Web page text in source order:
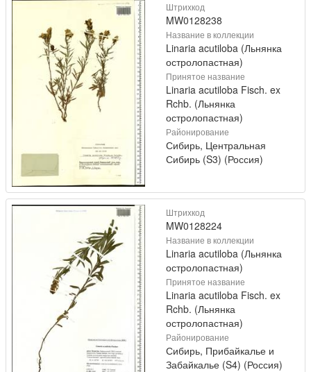
Штрихкод
MW0128238
Название в коллекции
Linaria acutiloba (Льнянка
остролопастная)
Принятое название
Linaria acutiloba Fisch. ex
Rchb. (Льнянка
остролопастная)
Районирование
Сибирь, Центральная
Сибирь (S3) (Россия)
Штрихкод
MW0128224
Название в коллекции
Linaria acutiloba (Льнянка
остролопастная)
Принятое название
Linaria acutiloba Fisch. ex
Rchb. (Льнянка
остролопастная)
Районирование
Сибирь, Прибайкалье и
Забайкалье (S4) (Россия)